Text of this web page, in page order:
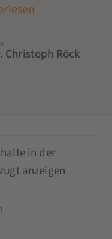
Christoph Röck
in der
anzeigen